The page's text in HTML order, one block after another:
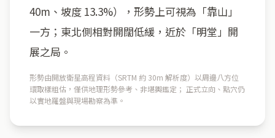
40m、坡度 13.3%），形勢上可視為「靠山」
一方；東北側相對開闊低緩，近於「明堂」開
展之局。
形勢由開放衛星高程資料（SRTM 約 30m 解析度）以周邊八方位
環取樣粗估，僅供地理形勢參考、非堪輿鑑定； 正式立向、點穴仍
以實地羅盤與現場勘察為準。